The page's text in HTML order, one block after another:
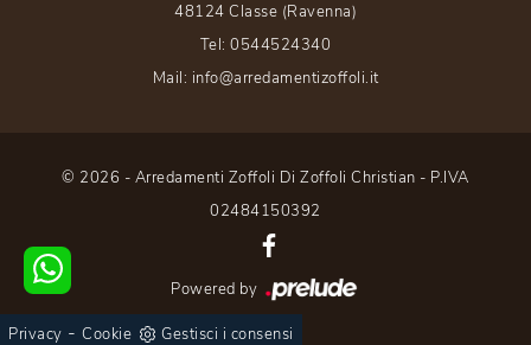
48124 Classe (Ravenna)
Tel:0544524340
Mail: info@arredamentizoffoli.it
© 2026 - Arredamenti Zoffoli Di Zoffoli Christian - P.IVA
02484150392
Powered by
Privacy - Cookie Gestisci i consensi